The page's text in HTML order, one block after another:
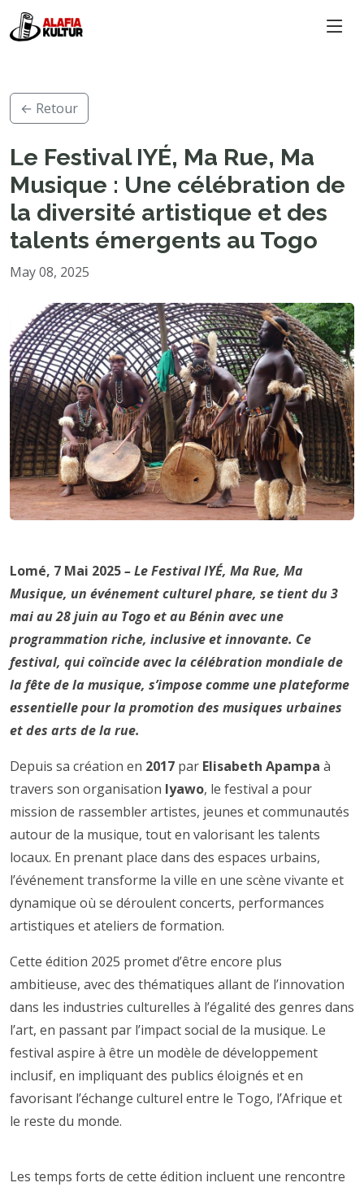
← Retour
Le Festival IYÉ, Ma Rue, Ma
Musique : Une célébration de
la diversité artistique et des
talents émergents au Togo
May 08, 2025
Lomé, 7 Mai 2025– Le Festival IYÉ, Ma Rue, Ma
Musique, un événement culturel phare, se tient du 3
mai au 28 juin au Togo et au Bénin avec une
programmation riche, inclusive et innovante. Ce
festival, qui coïncide avec la célébration mondiale de
la fête de la musique, s’impose comme une plateforme
essentielle pour la promotion des musiques urbaines
et des arts de la rue.
Depuis sa création en 2017 par Elisabeth Apampa à
travers son organisation Iyawo, le festival a pour
mission de rassembler artistes, jeunes et communautés
autour de la musique, tout en valorisant les talents
locaux. En prenant place dans des espaces urbains,
l’événement transforme la ville en une scène vivante et
dynamique où se déroulent concerts, performances
artistiques et ateliers de formation.
Cette édition 2025 promet d’être encore plus
ambitieuse, avec des thématiques allant de l’innovation
dans les industries culturelles à l’égalité des genres dans
l’art, en passant par l’impact social de la musique. Le
festival aspire à être un modèle de développement
inclusif, en impliquant des publics éloignés et en
favorisant l’échange culturel entre le Togo, l’Afrique et
le reste du monde.
Les temps forts de cette édition incluent une rencontre